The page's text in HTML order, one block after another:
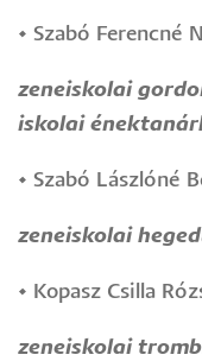
• Szabó Ferencné
zeneiskolai
iskolai
• Szabó Lászlóné
zeneiskolai
• Kopasz Csilla
zeneiskolai